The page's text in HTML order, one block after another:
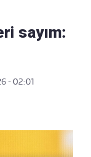
sayım:
- 02:01